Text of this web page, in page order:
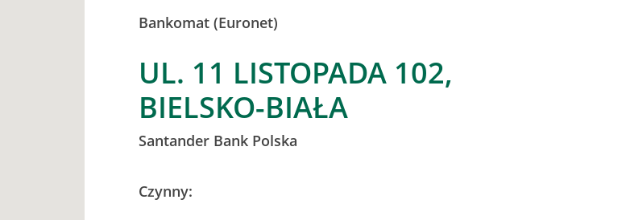
Bankomat (Euronet)
UL. 11 LISTOPADA 102,
BIELSKO-BIAŁA
Santander Bank Polska
Czynny: